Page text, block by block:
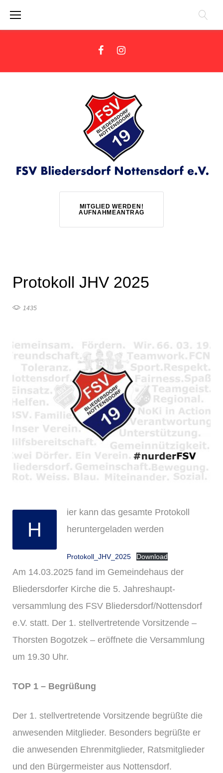
MITGLIED WERDEN!
AUFNAHMEANTRAG
Protokoll JHV 2025
1435
H
ier kann das gesamte Protokoll
heruntergeladen werden
Protokoll_JHV_2025 Download
Am 14.03.2025 fand im Gemeindehaus der
Bliedersdorfer Kirche die 5. Jahreshaupt-
versammlung des FSV Bliedersdorf/Nottensdorf
e.V. statt. Der 1. stellvertretende Vorsitzende –
Thorsten Bogotzek – eröffnete die Versammlung
um 19.30 Uhr.
TOP 1 – Begrüßung
Der 1. stellvertretende Vorsitzende begrüßte die
anwesenden Mitglieder. Besonders begrüßte er
die anwesenden Ehrenmitglieder, Ratsmitglieder
und den Bürgermeister aus Nottensdorf.